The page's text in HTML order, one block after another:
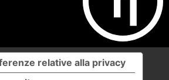
relative alla privacy